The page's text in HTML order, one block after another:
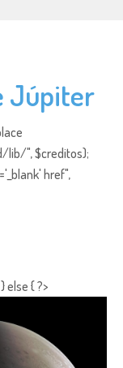
Júpiter
lib/", $creditos);
href",
else { ?>